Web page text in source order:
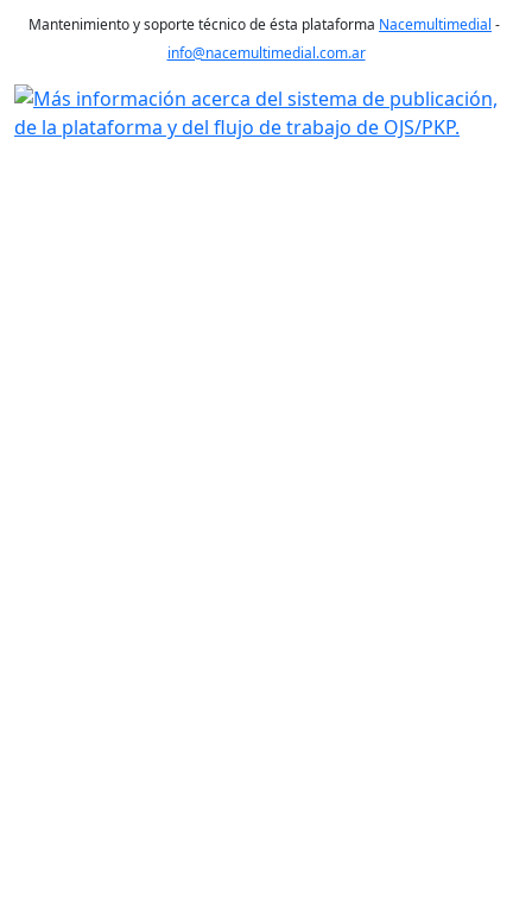
Mantenimiento y soporte técnico de ésta plataforma Nacemultimedial -
info@nacemultimedial.com.ar